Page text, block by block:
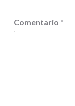
Comentario *